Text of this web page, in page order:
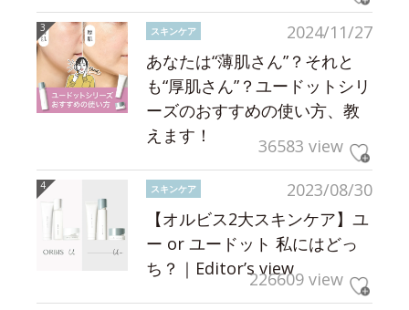
2024/11/27
スキンケア
あなたは“薄肌さん”？それと
も“厚肌さん”？ユードットシリ
ーズのおすすめの使い方、教
えます！
36583 view
2023/08/30
スキンケア
【オルビス2大スキンケア】ユ
ー or ユードット 私にはどっ
ち？｜Editor’s view226609 view